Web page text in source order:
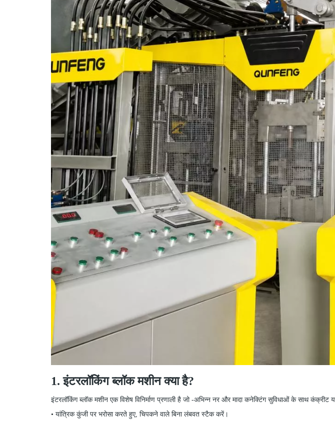
1. इंटरलॉकिंग ब्लॉक मशीन क्या है?
इंटरलॉकिंग ब्लॉक मशीन एक विशेष विनिर्माण प्रणाली है जो -अभिन्न नर और मादा कनेक्टिंग सुविधाओं के साथ कंक्रीट या
• यांत्रिक कुंजी पर भरोसा करते हुए, चिपकने वाले बिना लंबवत स्टैक करें।